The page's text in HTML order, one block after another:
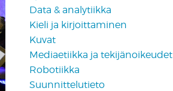
Data & analytiikka
Kieli ja kirjoittaminen
Kuvat
Mediaetiikka ja tekijänoikeudet
Robotiikka
Suunnittelutieto